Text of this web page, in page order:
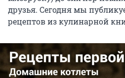
друзья. Сегодня мы
рецептов из кулинарной